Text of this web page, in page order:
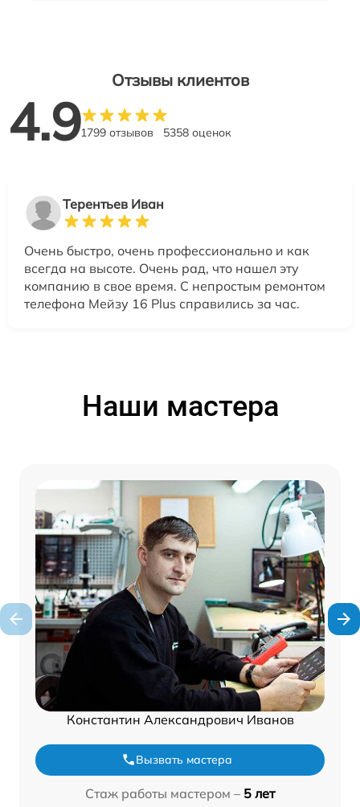
Отзывы клиентов
4.91799 отзывов 5358 оценок
Терентьев Иван
Очень быстро, очень профессионально и как
всегда на высоте. Очень рад, что нашел эту
компанию в свое время. С непростым ремонтом
телефона Мейзу 16 Plus справились за час.
Наши мастера
Константин Александрович Иванов
Вызвать мастера
Стаж работы мастером – 5 лет